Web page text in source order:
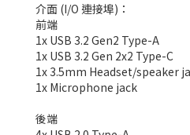
介面 (I/O 連接埠)：
前端
1x USB 3.2 Gen2 Type-A
1x USB 3.2 Gen 2x2 Type-C
1x 3.5mm Headset/speaker
1x Microphone jack
後端